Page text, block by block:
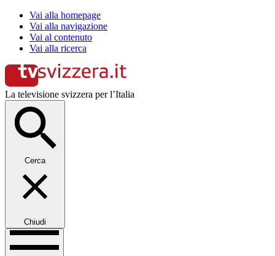
Vai alla homepage
Vai alla navigazione
Vai al contenuto
Vai alla ricerca
La televisione svizzera per l’Italia
Cerca
Chiudi